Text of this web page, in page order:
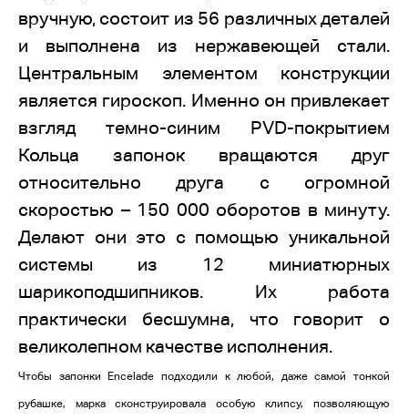
вручную, состоит из 56 различных деталей
и выполнена из нержавеющей стали.
Центральным элементом конструкции
является гироскоп. Именно он привлекает
взгляд темно-синим PVD-покрытием
Кольца запонок вращаются друг
относительно друга с огромной
скоростью – 150 000 оборотов в минуту.
Делают они это с помощью уникальной
системы из 12 миниатюрных
шарикоподшипников. Их работа
практически бесшумна, что говорит о
великолепном качестве исполнения.
Чтобы запонки Encelade подходили к любой, даже самой тонкой
рубашке, марка сконструировала особую клипсу, позволяющую